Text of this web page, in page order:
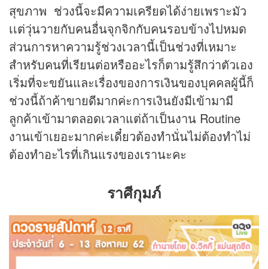
สุขภาพ ช่วงนี้จะมีความเครียดได้ง่ายเพราะมัว
เเต่วุ่นวายกับคนอื่นจุกจิกกับคนรอบข้างไปหมด
ส่วนการหาความรู้ช่วงเวลานี้เป็นช่วงที่เหมาะ
สำหรับคนที่เรียนต่อหรืออะไรก็ตามรู้สึกว่าตัวเอง
เริ่มที่จะขยันและเรื่องของการเงินของบุคคลผู้นี้ก็
ช่วงนี้ถ้าค้าขายดีมากค่ะการเงินยังมีเข้ามามี
ลูกค้าเข้ามาตลอดเวลาแต่ถ้าเป็นงาน Routine
งานเข้าเยอะมากค่ะเดี๋ยวต้องทำนั่นไม่ต้องทำไม่
ต้องทำอะไรที่เกินแรงของเรานะคะ
ราศีกุมภ์